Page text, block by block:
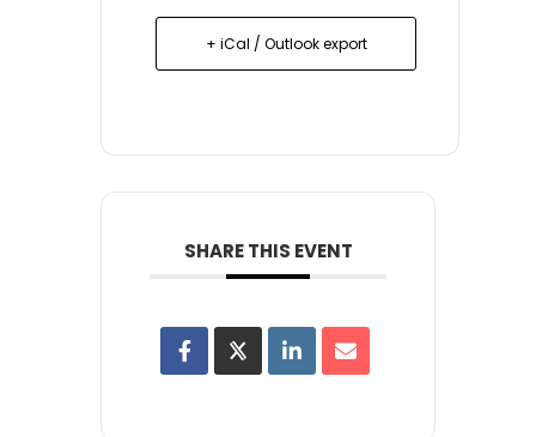
+ iCal / Outlook export
SHARE THIS EVENT